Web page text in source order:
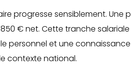
progresse sensiblement.
850 € net. Cette tranche
personnel et une
contexte national.